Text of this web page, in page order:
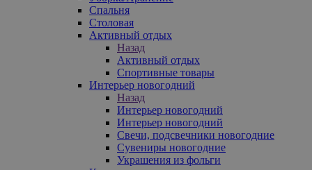
Спальня
Столовая
Активный отдых
Назад
Активный отдых
Спортивные товары
Интерьер новогодний
Назад
Интерьер новогодний
Интерьер новогодний
Свечи, подсвечники новогодние
Сувениры новогодние
Украшения из фольги